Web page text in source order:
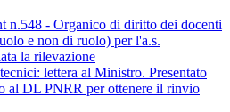
n.548 - Organico di diritto dei docenti
e non di ruolo) per l'a.s.
la rilevazione
lettera al Ministro. Presentato
al DL PNRR per ottenere il rinvio